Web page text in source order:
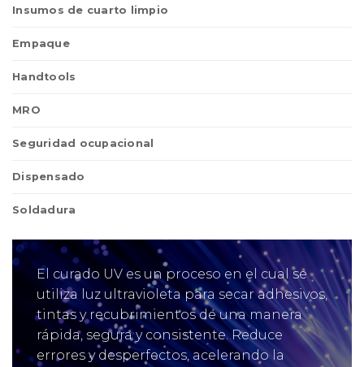
Insumos de cuarto limpio
Empaque
Handtools
MRO
Seguridad ocupacional
Dispensado
Soldadura
El curado UV es un proceso en el cual se
utiliza luz ultravioleta para secar adhesivos,
tintas y recubrimientos de una manera
rápida, segura y consistente. Reduce
errores y desperfectos, acelerando la